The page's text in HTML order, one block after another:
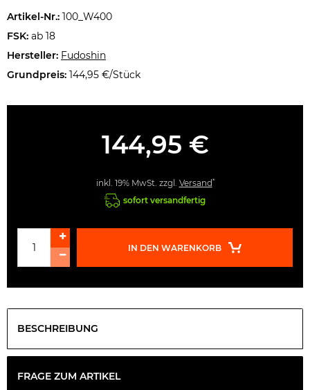
Artikel-Nr.: 100_W400
FSK: ab 18
Hersteller: Fudoshin
Grundpreis: 144,95 €/Stück
144,95 €
inkl. 19% MwSt. zzgl. Versand*
sofort versandfertig
IN DEN WARENKORB
BESCHREIBUNG
FRAGE ZUM ARTIKEL